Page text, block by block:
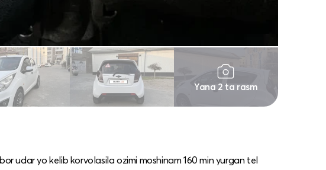
Yana 2 ta rasm
udar yo kelib korvolasila ozimi moshinam 160 min yurgan tel